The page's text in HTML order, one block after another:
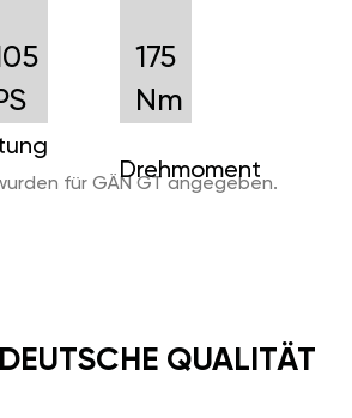
175
Nm
Drehmoment
für GÄN GT angegeben.
QUALITÄT